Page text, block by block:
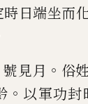
日端坐而
號見月 。 俗
。 以軍功封